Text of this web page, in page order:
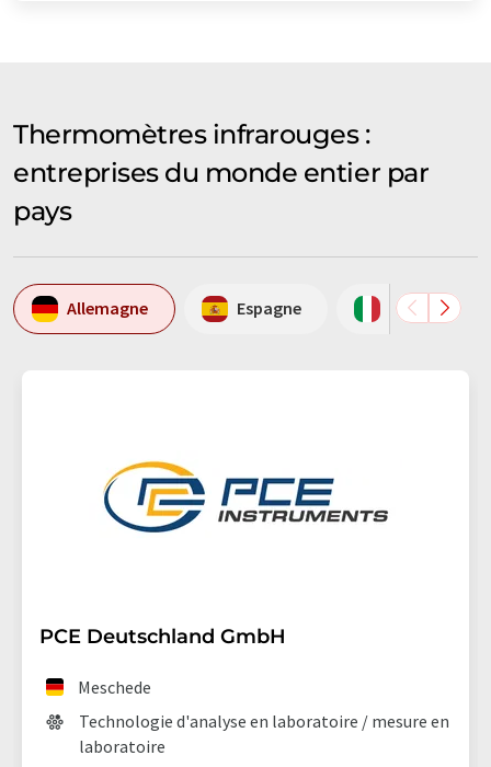
Thermomètres infrarouges :
entreprises du monde entier par
pays
Allemagne Espagne Italie
PCE Deutschland GmbH
Meschede
Technologie d'analyse en laboratoire / mesure en
laboratoire